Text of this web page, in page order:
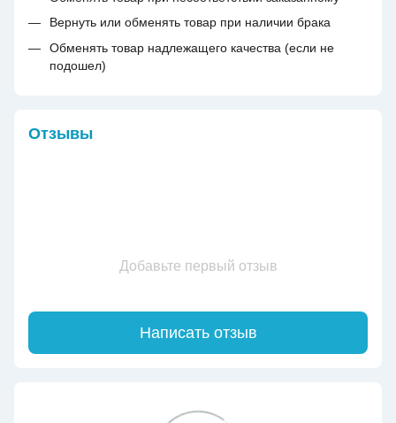
Вернуть или обменять товар при наличии брака
Обменять товар надлежащего качества (если не
подошел)
Отзывы
Добавьте первый отзыв
Написать отзыв